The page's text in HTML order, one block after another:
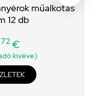
műalkotás
12 db
Ár
72 €